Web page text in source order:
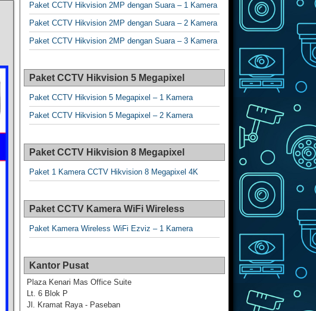
Paket CCTV Hikvision 2MP dengan Suara – 1 Kamera
Paket CCTV Hikvision 2MP dengan Suara – 2 Kamera
Paket CCTV Hikvision 2MP dengan Suara – 3 Kamera
Paket CCTV Hikvision 5 Megapixel
Paket CCTV Hikvision 5 Megapixel – 1 Kamera
Paket CCTV Hikvision 5 Megapixel – 2 Kamera
Paket CCTV Hikvision 8 Megapixel
Paket 1 Kamera CCTV Hikvision 8 Megapixel 4K
Paket CCTV Kamera WiFi Wireless
Paket Kamera Wireless WiFi Ezviz – 1 Kamera
Kantor Pusat
Plaza Kenari Mas Office Suite
Lt. 6 Blok P
Jl. Kramat Raya - Paseban